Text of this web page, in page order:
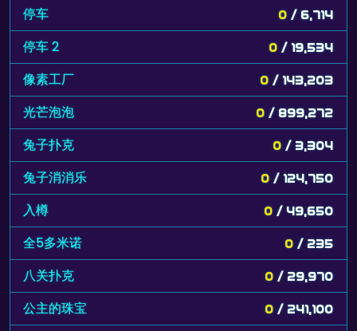
停车 0 / 6,714
停车 2 0 / 19,534
像素工厂 0 / 143,203
光芒泡泡 0 / 899,272
兔子扑克 0 / 3,304
兔子消消乐 0 / 124,750
入樽 0 / 49,650
全5多米诺 0 / 235
八关扑克 0 / 29,970
公主的珠宝 0 / 241,100